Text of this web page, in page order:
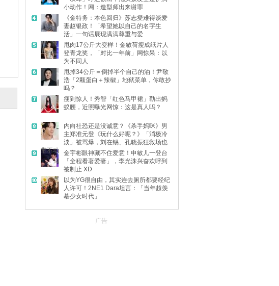
小动作！网：造型师出来谢罪
《金特务：本色回归》苏志燮难得谈爱
妻赵银政！「希望她以自己的名字生
活」一句话展现满满尊重与爱
甩肉17公斤大变样！金敏荷瘦成纸片人
登青龙奖，「对比一年前」网惊呆：以
为不同人
甩掉34公斤＝倒掉半个自己的油！尹敬
浩「2颗蛋白＋辣椒」地狱菜单，你敢抄
吗？
瘦到惊人！秀智「红色马甲裙」勒出蚂
蚁腰，近照曝光网惊：这是真人吗？
内向社恐还是没诚意？《杀手妈咪》男
主郑准元登《玩什么好呢？》「消极冷
淡」被骂爆，刘在锡、孔晓振狂救场也
带不动
金宇彬眼神藏不住爱意！申敏儿一登台
「全程看著爱妻」，李光洙兴奋欢呼到
被制止 XD
以为YG很自由，其实连去厕所都要经纪
人许可！2NE1 Dara坦言：「当年超羡
慕少女时代」
广告